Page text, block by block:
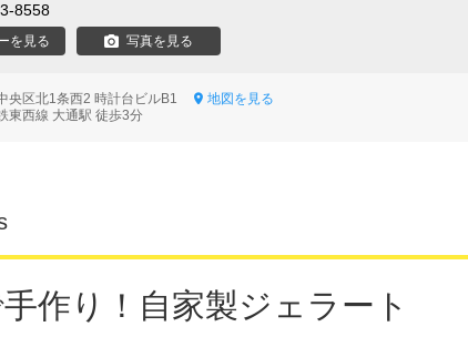
8558
を見る 写真を見る
央区北1条西2 時計台ビルB1
地図を見る
東西線 大通駅 徒歩3分
作り！自家製ジェラート